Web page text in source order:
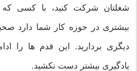
شغلتان شرکت کنید، با کسی که
بیشتری در حوزه کار شما دارد
دیگری بردارید. این قدم ها را
یادگیری بیشتر دست نکشید.